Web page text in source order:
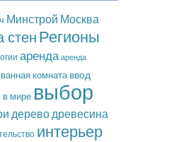
Минстрой Москва
стенРегионы
аренда аренда
ванная комната ввод
в мире выбор
дереводревесина
интерьер